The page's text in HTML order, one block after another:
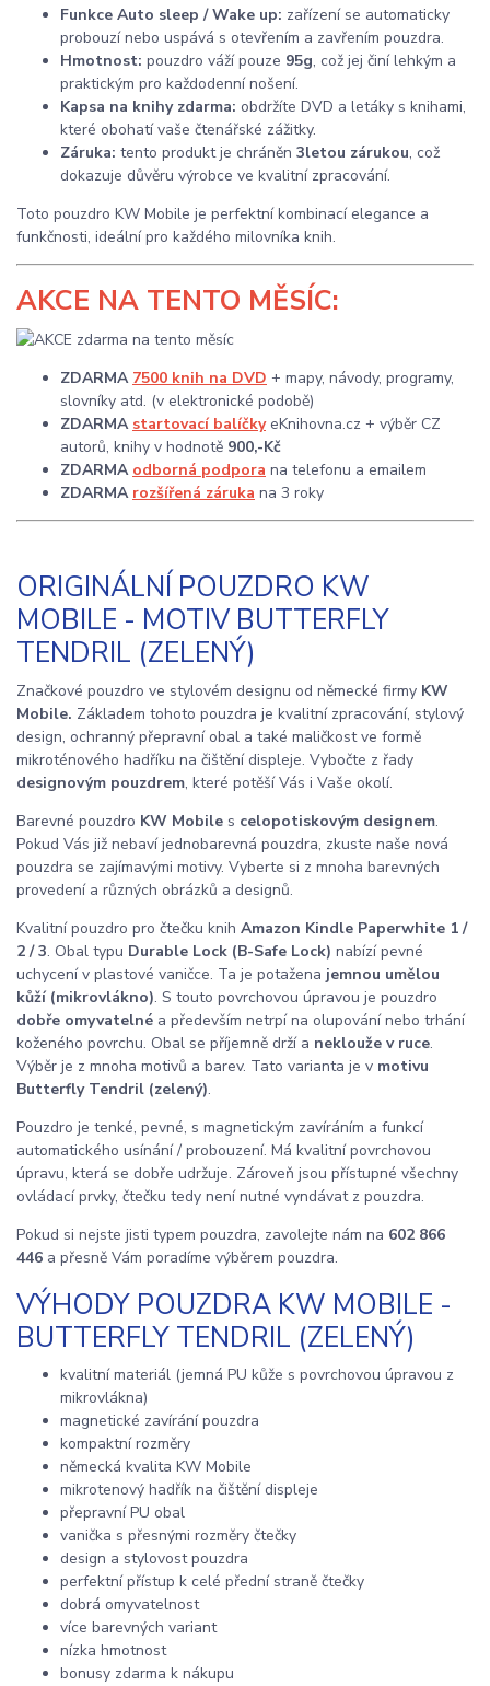
Funkce Auto sleep / Wake up: zařízení se automaticky
probouzí nebo uspává s otevřením a zavřením pouzdra.
Hmotnost: pouzdro váží pouze 95g, což jej činí lehkým a
praktickým pro každodenní nošení.
Kapsa na knihy zdarma: obdržíte DVD a letáky s knihami,
které obohatí vaše čtenářské zážitky.
Záruka: tento produkt je chráněn 3letou zárukou, což
dokazuje důvěru výrobce ve kvalitní zpracování.
Toto pouzdro KW Mobile je perfektní kombinací elegance a
funkčnosti, ideální pro každého milovníka knih.
AKCE NA TENTO MĚSÍC:
ZDARMA 7500 knih na DVD + mapy, návody, programy,
slovníky atd. (v elektronické podobě)
ZDARMA startovací balíčkyeKnihovna.cz + výběr CZ
autorů, knihy v hodnotě 900,-Kč
ZDARMA odborná podpora na telefonu a emailem
ZDARMA rozšířená záruka na 3 roky
ORIGINÁLNÍ POUZDRO KW
MOBILE - MOTIV BUTTERFLY
TENDRIL (ZELENÝ)
Značkové pouzdro ve stylovém designu od německé firmy KW
Mobile. Základem tohoto pouzdra je kvalitní zpracování, stylový
design, ochranný přepravní obal a také maličkost ve formě
mikroténového hadříku na čištění displeje. Vybočte z řady
designovým pouzdrem, které potěší Vás i Vaše okolí.
Barevné pouzdro KW Mobile s celopotiskovým designem.
Pokud Vás již nebaví jednobarevná pouzdra, zkuste naše nová
pouzdra se zajímavými motivy. Vyberte si z mnoha barevných
provedení a různých obrázků a designů.
Kvalitní pouzdro pro čtečku knih Amazon Kindle Paperwhite 1 /
2 / 3. Obal typu Durable Lock (B-Safe Lock) nabízí pevné
uchycení v plastové vaničce. Ta je potažena jemnou umělou
kůží (mikrovlákno). S touto povrchovou úpravou je pouzdro
dobře omyvatelné a především netrpí na olupování nebo trhání
koženého povrchu. Obal se příjemně drží a neklouže v ruce.
Výběr je z mnoha motivů a barev. Tato varianta je v motivu
Butterfly Tendril (zelený).
Pouzdro je tenké, pevné, s magnetickým zavíráním a funkcí
automatického usínání / probouzení. Má kvalitní povrchovou
úpravu, která se dobře udržuje. Zároveň jsou přístupné všechny
ovládací prvky, čtečku tedy není nutné vyndávat z pouzdra.
Pokud si nejste jisti typem pouzdra, zavolejte nám na 602 866
446 a přesně Vám poradíme výběrem pouzdra.
VÝHODY POUZDRA KW MOBILE -
BUTTERFLY TENDRIL (ZELENÝ)
kvalitní materiál (jemná PU kůže s povrchovou úpravou z
mikrovlákna)
magnetické zavírání pouzdra
kompaktní rozměry
německá kvalita KW Mobile
mikrotenový hadřík na čištění displeje
přepravní PU obal
vanička s přesnými rozměry čtečky
design a stylovost pouzdra
perfektní přístup k celé přední straně čtečky
dobrá omyvatelnost
více barevných variant
nízka hmotnost
bonusy zdarma k nákupu